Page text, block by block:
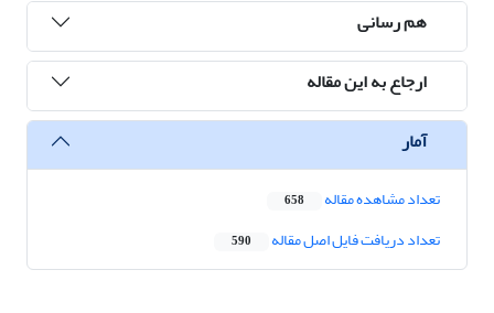
هم رسانی
ارجاع به این مقاله
آمار
تعداد مشاهده مقاله 658
تعداد دریافت فایل اصل مقاله 590